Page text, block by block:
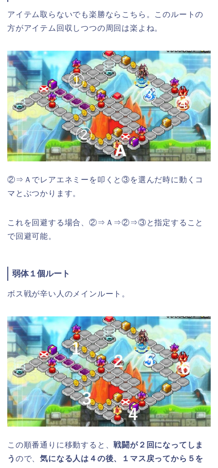
アイテム取らないでも楽勝ならこちら。このルートの
方がアイテム回収しつつの周回は楽よね。
②⇒Ａでレアエネミーを叩くと③を選んだ時に動くコ
マとぶつかります。
これを回避する場合、②⇒Ａ⇒②⇒③と指定すること
で回避可能。
弱体１個ルート
ボス戦が辛い人のメインルート。
この順番通りに移動すると、戦闘が２回になってしま
う ので、気になる人は４の後、１マス戻ってから５を